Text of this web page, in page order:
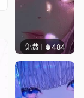
免费 484辰东